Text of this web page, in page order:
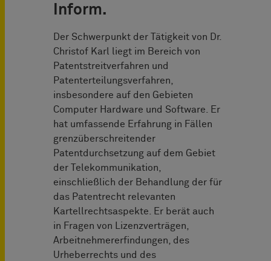
Inform.
Der Schwerpunkt der Tätigkeit von Dr.
Christof Karl liegt im Bereich von
Patentstreitverfahren und
Patenterteilungsverfahren,
insbesondere auf den Gebieten
Computer Hardware und Software. Er
hat umfassende Erfahrung in Fällen
grenzüberschreitender
Patentdurchsetzung auf dem Gebiet
der Telekommunikation,
einschließlich der Behandlung der für
das Patentrecht relevanten
Kartellrechtsaspekte. Er berät auch
in Fragen von Lizenzverträgen,
Arbeitnehmererfindungen, des
Urheberrechts und des